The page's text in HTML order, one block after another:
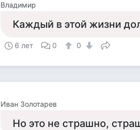
Владимир
Каждый в этой жизни
6 лет 0 0
Иван Золотарев
Но это не страшно,